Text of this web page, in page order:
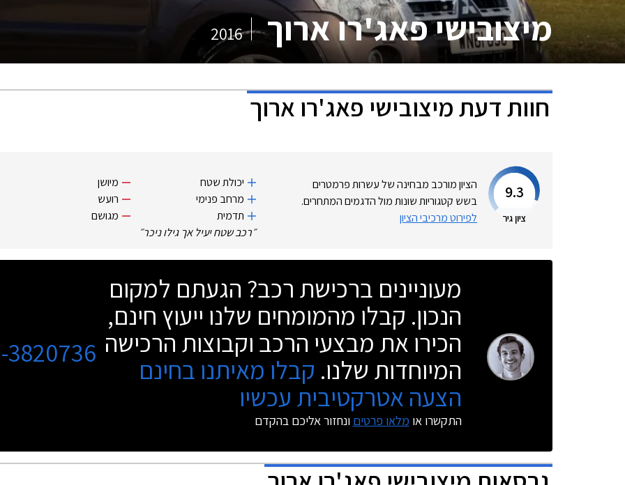
מיצובישי פאג'רו ארוך 2016
חוות דעתמיצובישי פאג'רו ארוך
9.3
ציון גיר
הציון מורכב מבחינה של עשרות פרמטרים
בשש קטגוריות שונות מול הדגמים המתחרים.
לפירוט מרכיבי הציון
יכולת שטח
מרחב פנימי
תדמית
מיושן
רועש
מגושם
״רכב שטח יעיל אך גילו ניכר״
מעוניינים ברכישת רכב? הגעתם למקום
הנכון. קבלו מהמומחים שלנו ייעוץ חינם,
הכירו את מבצעי הרכב וקבוצות הרכישה
המיוחדות שלנו. קבלו מאיתנו בחינם
הצעה אטרקטיבית עכשיו
התקשרו או מלאו פרטים ונחזור אליכם בהקדם
3820736